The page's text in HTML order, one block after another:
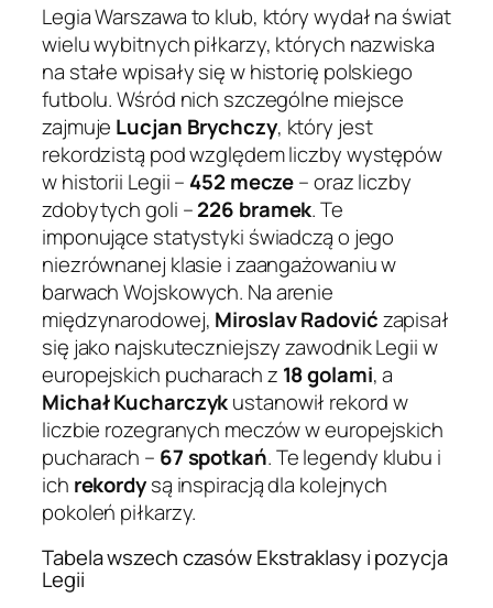
Legia Warszawa to klub, który wydał na świat
wielu wybitnych piłkarzy, których nazwiska
na stałe wpisały się w historię polskiego
futbolu. Wśród nich szczególne miejsce
zajmuje Lucjan Brychczy, który jest
rekordzistą pod względem liczby występów
w historii Legii – 452 mecze– oraz liczby
zdobytych goli –226 bramek. Te
imponujące statystyki świadczą o jego
niezrównanej klasie i zaangażowaniu w
barwach Wojskowych. Na arenie
międzynarodowej, Miroslav Radovićzapisał
się jako najskuteczniejszy zawodnik Legii w
europejskich pucharach z 18 golami, a
Michał Kucharczykustanowił rekord w
liczbie rozegranych meczów w europejskich
pucharach – 67 spotkań. Te legendy klubu i
ich rekordysą inspiracją dla kolejnych
pokoleń piłkarzy.
Tabela wszech czasów Ekstraklasy i pozycja
Legii